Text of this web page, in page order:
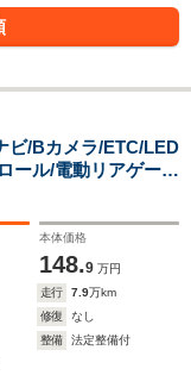
/Bカメラ/ETC/LED
ール/電動リアゲー
セーフティ/純正ア
キーレス
本体価格
148.9 万円
走行 7.9万km
修復
なし
整備
法定整備付